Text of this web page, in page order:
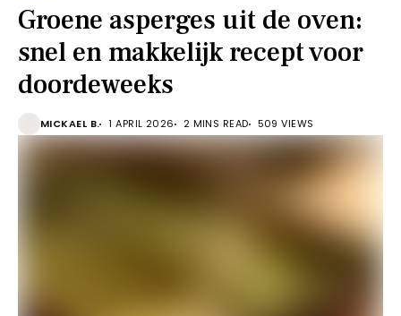
Groene asperges uit de oven:
snel en makkelijk recept voor
doordeweeks
MICKAEL B. 1 APRIL 2026 2 MINS READ 509 VIEWS